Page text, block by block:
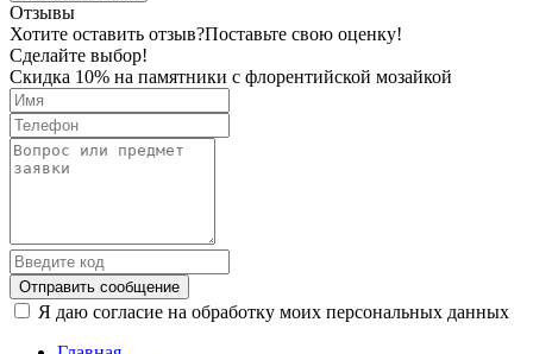
Отзывы
Хотите оставить отзыв?Поставьте свою оценку!
Сделайте выбор!
Скидка 10% на памятники с флорентийской мозайкой
Отправить сообщение
Я даю согласие на обработку моих персональных данных